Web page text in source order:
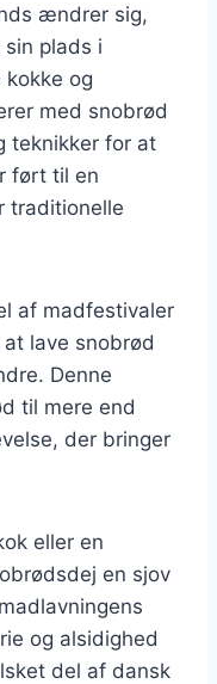
ændrer sig,
plads i
kokke og
med snobrød
teknikker for at
ført til en
traditionelle
af madfestivaler
lave snobrød
Denne
til mere end
der bringer
eller en
en sjov
og alsidighed
del af dansk